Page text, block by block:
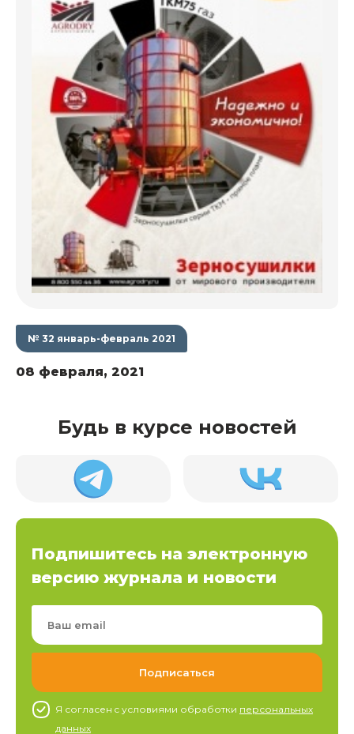
№ 32 январь-февраль 2021
08 февраля, 2021
Будь в курсе новостей
Подпишитесь на электронную
версию журнала и новости
Я согласен c условиями обработки персональных
данных